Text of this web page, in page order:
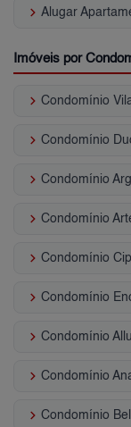
keyboard_arrow_right
Imóveis por
keyboard_arrow_right Condomínio
keyboard_arrow_right Condomínio
keyboard_arrow_right Condomínio
keyboard_arrow_right Condomínio
keyboard_arrow_right Condomínio
keyboard_arrow_right Condomínio
keyboard_arrow_right Condomínio
keyboard_arrow_right Condomínio
keyboard_arrow_right Condomínio